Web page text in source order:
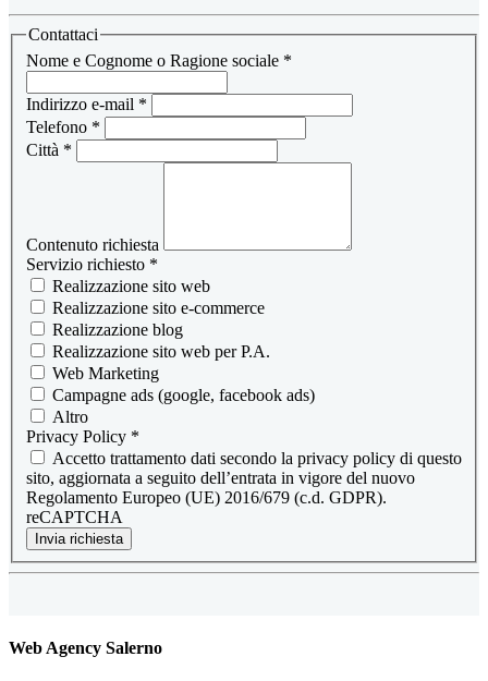
Contattaci
Nome e Cognome o Ragione sociale *
Indirizzo e-mail *
Telefono *
Città *
Contenuto richiesta
Servizio richiesto *
Realizzazione sito web
Realizzazione sito e-commerce
Realizzazione blog
Realizzazione sito web per P.A.
Web Marketing
Campagne ads (google, facebook ads)
Altro
Privacy Policy *
Accetto trattamento dati secondo la privacy policy di questo
sito, aggiornata a seguito dell’entrata in vigore del nuovo
Regolamento Europeo (UE) 2016/679 (c.d. GDPR).
reCAPTCHA
Invia richiesta
Web Agency Salerno